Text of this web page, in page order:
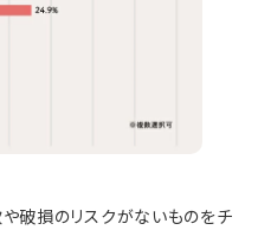
破損のリスクがないものをチ